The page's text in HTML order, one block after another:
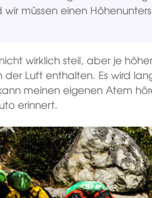
wir müssen einen
wirklich steil, aber je
der Luft enthalten. Es wird
meinen eigenen Atem
erinnert.